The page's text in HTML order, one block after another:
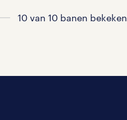
10 van 10 banen bekeken